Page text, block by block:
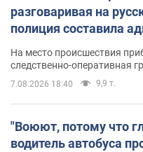
разговаривая на
полиция составила
протокол. Видео
На место происшествия
следственно-оперативная
7.08.2026 18:40 9,9 т.
"Воюют, потому что
водитель автобуса